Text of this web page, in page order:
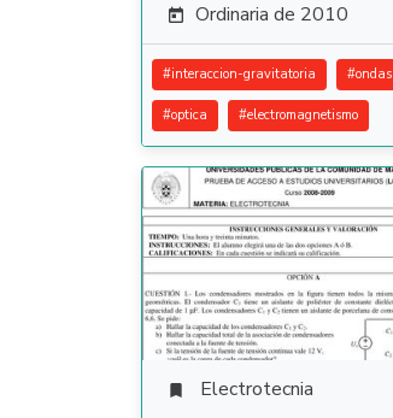
 Ordinaria de 2010
#interaccion-gravitatoria #ondas
#optica #electromagnetismo
 Electrotecnia